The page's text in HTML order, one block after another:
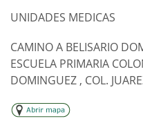
UNIDADES MEDICAS
CAMINO A BELISARIO
ESCUELA PRIMARIA
DOMINGUEZ , COL.